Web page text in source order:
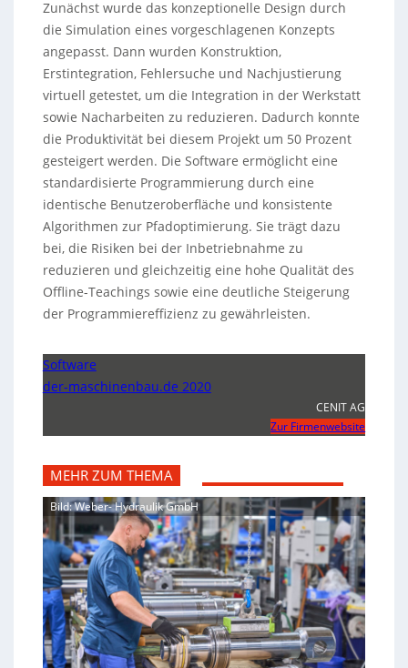
Zunächst wurde das konzeptionelle Design durch
die Simulation eines vorgeschlagenen Konzepts
angepasst. Dann wurden Konstruktion,
Erstintegration, Fehlersuche und Nachjustierung
virtuell getestet, um die Integration in der Werkstatt
sowie Nacharbeiten zu reduzieren. Dadurch konnte
die Produktivität bei diesem Projekt um 50 Prozent
gesteigert werden. Die Software ermöglicht eine
standardisierte Programmierung durch eine
identische Benutzeroberfläche und konsistente
Algorithmen zur Pfadoptimierung. Sie trägt dazu
bei, die Risiken bei der Inbetriebnahme zu
reduzieren und gleichzeitig eine hohe Qualität des
Offline-Teachings sowie eine deutliche Steigerung
der Programmiereffizienz zu gewährleisten.
Software
der-maschinenbau.de 2020
CENIT AG
Zur Firmenwebsite
MEHR ZUM THEMA
Bild: Weber- Hydraulik GmbH